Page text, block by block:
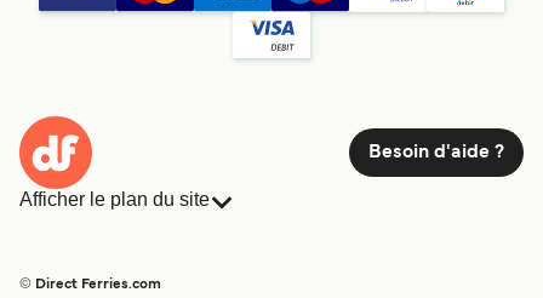
Besoin d'aide ?
Afficher le plan du site
© Direct Ferries.com